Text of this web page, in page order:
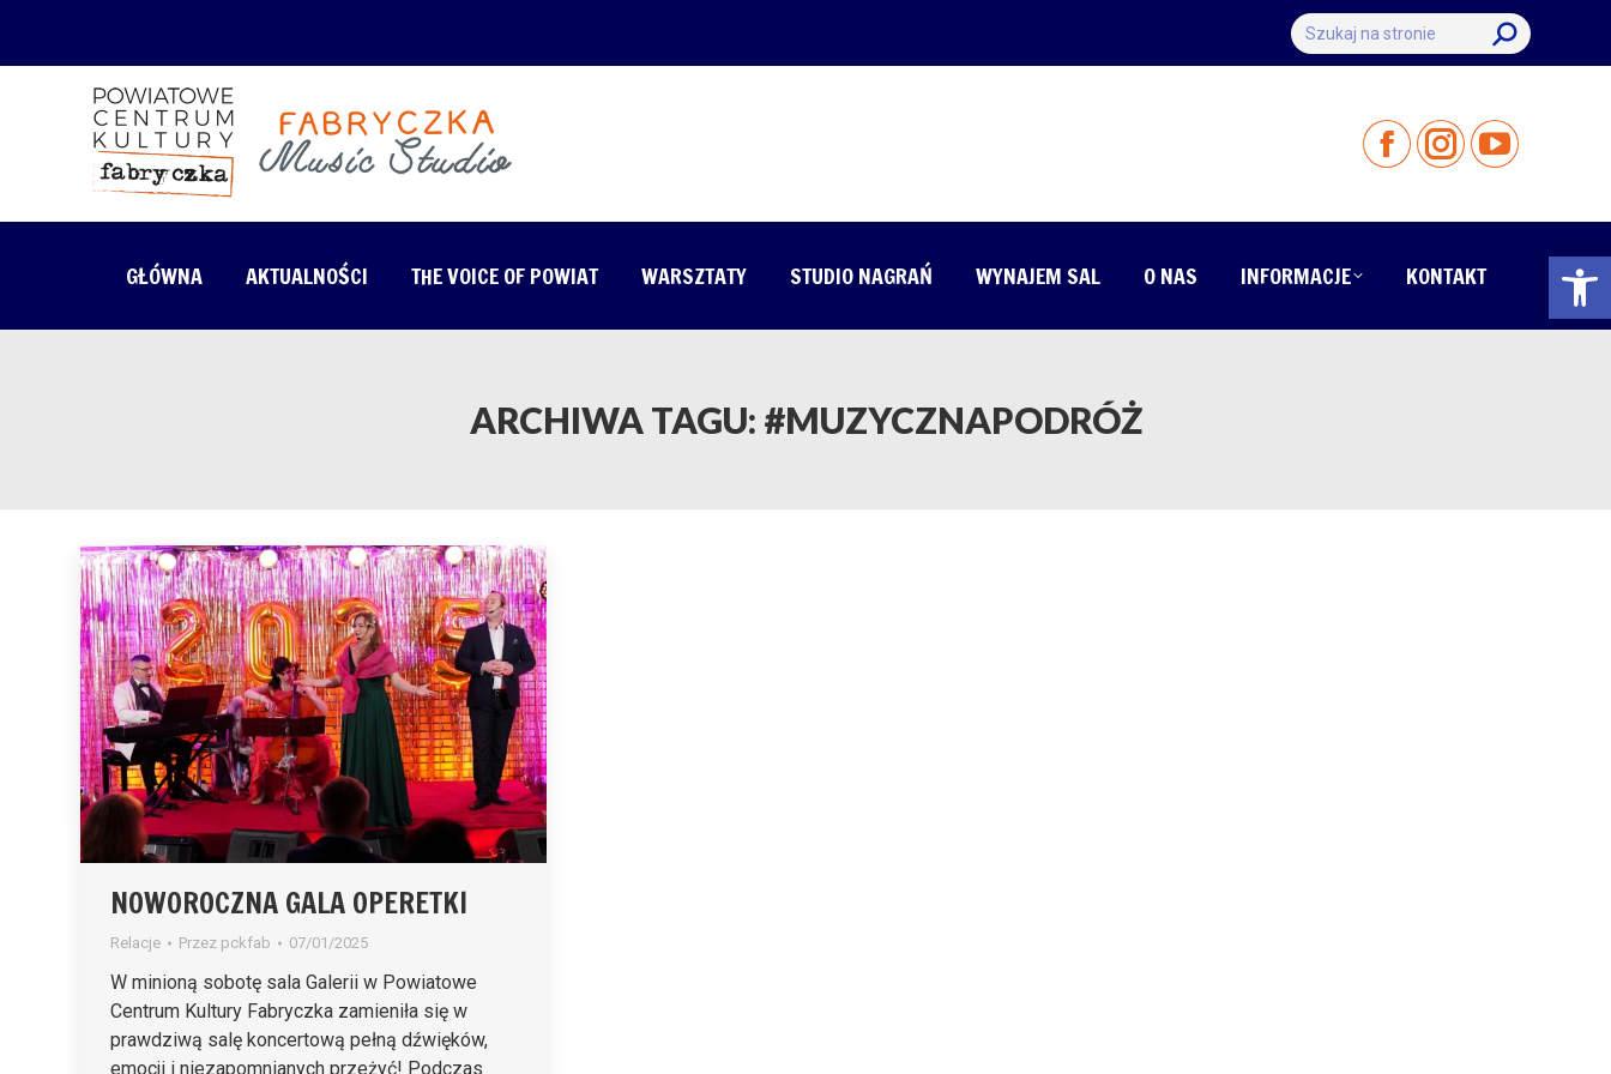
Szukaj:
GŁÓWNA AKTUALNOŚCI THE VOICE OF POWIAT WARSZTATY STUDIO NAGRAŃ WYNAJEM SAL O NAS INFORMACJE KONTAKT
ARCHIWA TAGU: #MUZYCZNAPODRÓŻ
NOWOROCZNA GALA OPERETKI
Relacje Przez pckfab 07/01/2025
W minioną sobotę sala Galerii w Powiatowe
Centrum Kultury Fabryczka zamieniła się w
prawdziwą salę koncertową pełną dźwięków,
emocji i niezapomnianych przeżyć! Podczas